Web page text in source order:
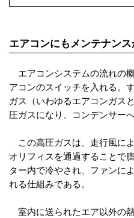
エアコンにもメンテナン
エアコンシステムの流れの
アコンのスイッチを入れる。
ガス（いわゆるエアコンガス
圧ガスになり、コンデンサー
この高圧ガスは、走行風に
オリフィスを通過することで
ター内で冷やされ、ファンに
れる仕組みである。
室内に送られたエア以外の